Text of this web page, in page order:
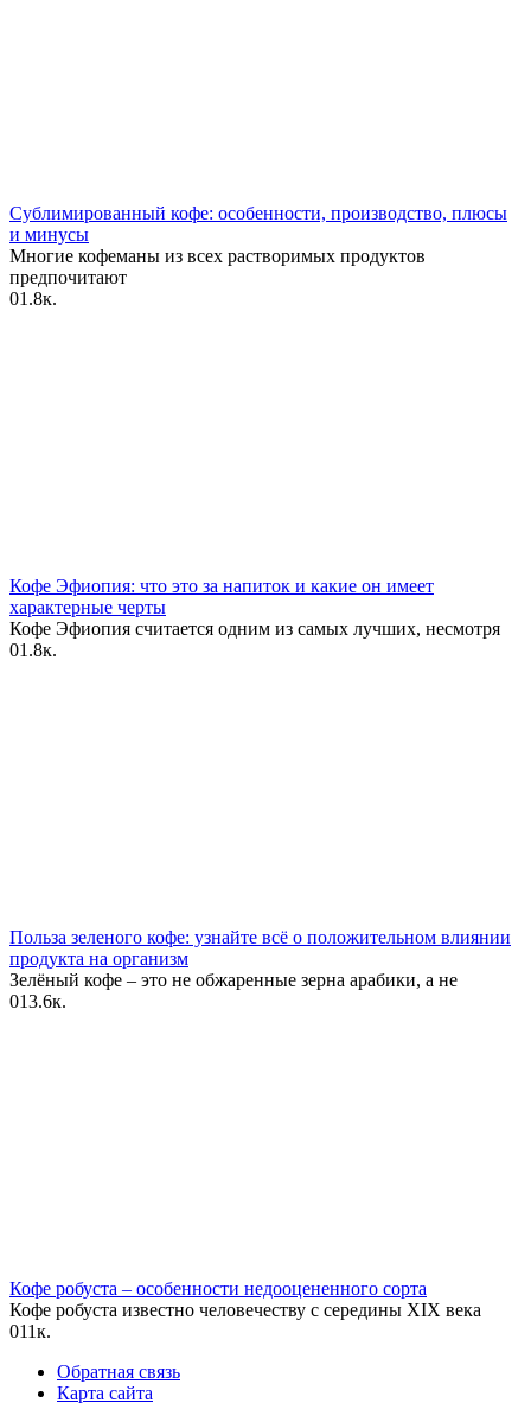
Сублимированный кофе: особенности, производство, плюсы
и минусы
Многие кофеманы из всех растворимых продуктов
предпочитают
01.8к.
Кофе Эфиопия: что это за напиток и какие он имеет
характерные черты
Кофе Эфиопия считается одним из самых лучших, несмотря
01.8к.
Польза зеленого кофе: узнайте всё о положительном влиянии
продукта на организм
Зелёный кофе – это не обжаренные зерна арабики, а не
013.6к.
Кофе робуста – особенности недооцененного сорта
Кофе робуста известно человечеству с середины XIX века
011к.
Обратная связь
Карта сайта